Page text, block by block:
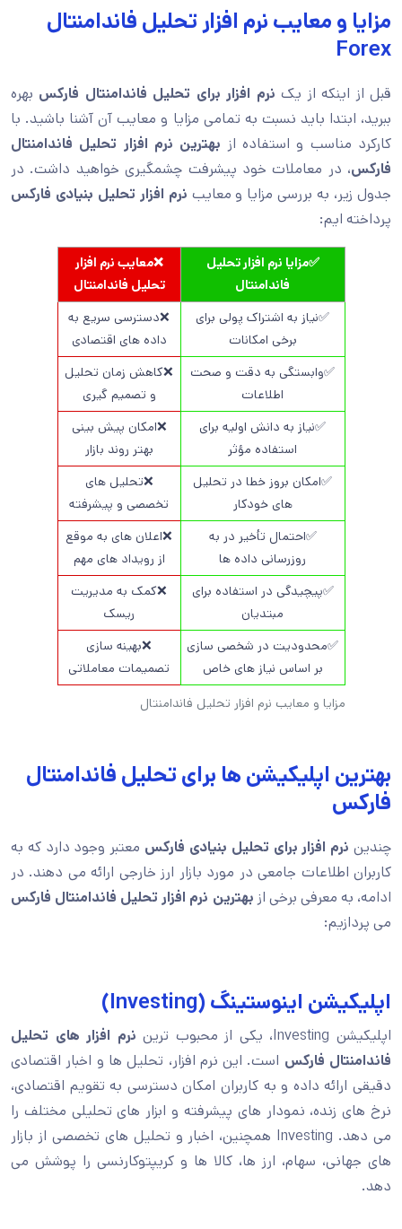
مزایا و معایب نرم افزار تحلیل فاندامنتال
Forex
قبل از اینکه از یک نرم افزار برای تحلیل فاندامنتال فارکس بهره
ببرید، ابتدا باید نسبت به تمامی مزایا و معایب آن آشنا باشید. با
کارکرد مناسب و استفاده از بهترین نرم افزار تحلیل فاندامنتال
فارکس، در معاملات خود پیشرفت چشمگیری خواهید داشت. در
جدول زیر، به بررسی مزایا و معایب نرم افزار تحلیل بنیادی فارکس
پرداخته ایم:
مزایا و معایب نرم افزار تحلیل فاندامنتال
✅مزایا نرم افزار تحلیل
فاندامنتال
❌معایب نرم افزار
تحلیل فاندامنتال
✅نیاز به اشتراک پولی برای
برخی امکانات
❌دسترسی سریع به
داده های اقتصادی
✅وابستگی به دقت و صحت
اطلاعات
❌کاهش زمان تحلیل
و تصمیم گیری
✅نیاز به دانش اولیه برای
استفاده مؤثر
❌امکان پیش بینی
بهتر روند بازار
✅امکان بروز خطا در تحلیل
های خودکار
❌تحلیل های
تخصصی و پیشرفته
✅احتمال تأخیر در به
روزرسانی داده ها
❌اعلان های به موقع
از رویداد های مهم
✅پیچیدگی در استفاده برای
مبتدیان
❌کمک به مدیریت
ریسک
✅محدودیت در شخصی سازی
بر اساس نیاز های خاص
❌بهینه سازی
تصمیمات معاملاتی
بهترین اپلیکیشن ها برای تحلیل فاندامنتال
فارکس
چندین نرم افزار برای تحلیل بنیادی فارکس معتبر وجود دارد که به
کاربران اطلاعات جامعی در مورد بازار ارز خارجی ارائه می دهند. در
ادامه، به معرفی برخی از بهترین نرم افزار تحلیل فاندامنتال فارکس
می پردازیم:
اپلیکیشن اینوستینگ (Investing)
اپلیکیشن Investing، یکی از محبوب ترین
نرم افزار های تحلیل
فاندامنتال فارکس است. این نرم افزار، تحلیل ها و اخبار اقتصادی
دقیقی ارائه داده و به کاربران امکان دسترسی به تقویم اقتصادی،
نرخ های زنده، نمودار های پیشرفته و ابزار های تحلیلی مختلف را
می دهد. Investing همچنین، اخبار و تحلیل های تخصصی از بازار
های جهانی، سهام، ارز ها، کالا ها و کریپتوکارنسی را پوشش می
دهد.